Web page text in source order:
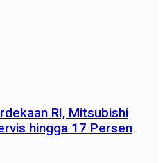
RI, Mitsubishi
hingga 17 Persen